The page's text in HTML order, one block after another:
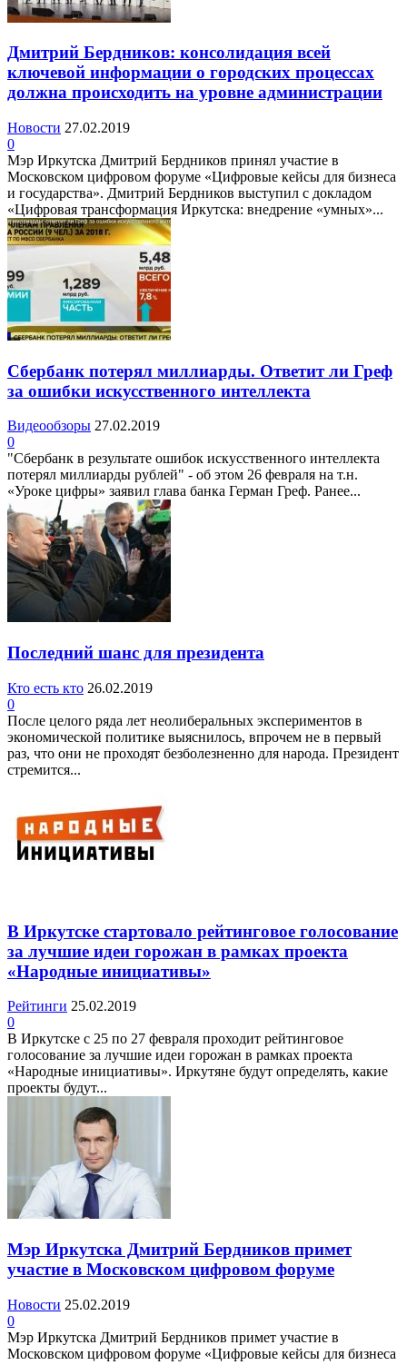
Дмитрий Бердников: консолидация всей
ключевой информации о городских процессах
должна происходить на уровне администрации
Новости 27.02.2019
0
Мэр Иркутска Дмитрий Бердников принял участие в
Московском цифровом форуме «Цифровые кейсы для бизнеса
и государства». Дмитрий Бердников выступил с докладом
«Цифровая трансформация Иркутска: внедрение «умных»...
Сбербанк потерял миллиарды. Ответит ли Греф
за ошибки искусственного интеллекта
Видеообзоры 27.02.2019
0
"Сбербанк в результате ошибок искусственного интеллекта
потерял миллиарды рублей" - об этом 26 февраля на т.н.
«Уроке цифры» заявил глава банка Герман Греф. Ранее...
Последний шанс для президента
Кто есть кто 26.02.2019
0
После целого ряда лет неолиберальных экспериментов в
экономической политике выяснилось, впрочем не в первый
раз, что они не проходят безболезненно для народа. Президент
стремится...
В Иркутске стартовало рейтинговое голосование
за лучшие идеи горожан в рамках проекта
«Народные инициативы»
Рейтинги 25.02.2019
0
В Иркутске с 25 по 27 февраля проходит рейтинговое
голосование за лучшие идеи горожан в рамках проекта
«Народные инициативы». Иркутяне будут определять, какие
проекты будут...
Мэр Иркутска Дмитрий Бердников примет
участие в Московском цифровом форуме
Новости 25.02.2019
0
Мэр Иркутска Дмитрий Бердников примет участие в
Московском цифровом форуме «Цифровые кейсы для бизнеса